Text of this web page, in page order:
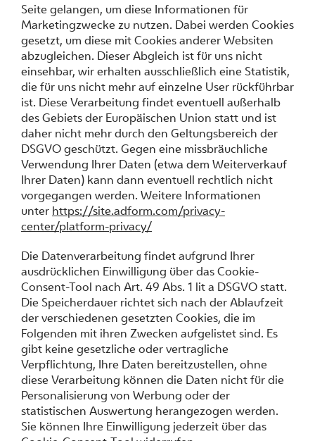
Seite gelangen, um diese Informationen für
Marketingzwecke zu nutzen. Dabei werden Cookies
gesetzt, um diese mit Cookies anderer Websiten
abzugleichen. Dieser Abgleich ist für uns nicht
einsehbar, wir erhalten ausschließlich eine Statistik,
die für uns nicht mehr auf einzelne User rückführbar
ist. Diese Verarbeitung findet eventuell außerhalb
des Gebiets der Europäischen Union statt und ist
daher nicht mehr durch den Geltungsbereich der
DSGVO geschützt. Gegen eine missbräuchliche
Verwendung Ihrer Daten (etwa dem Weiterverkauf
Ihrer Daten) kann dann eventuell rechtlich nicht
vorgegangen werden. Weitere Informationen
unter https://site.adform.com/privacy-
center/platform-privacy/
Die Datenverarbeitung findet aufgrund Ihrer
ausdrücklichen Einwilligung über das Cookie-
Consent-Tool nach Art. 49 Abs. 1 lit a DSGVO statt.
Die Speicherdauer richtet sich nach der Ablaufzeit
der verschiedenen gesetzten Cookies, die im
Folgenden mit ihren Zwecken aufgelistet sind. Es
gibt keine gesetzliche oder vertragliche
Verpflichtung, Ihre Daten bereitzustellen, ohne
diese Verarbeitung können die Daten nicht für die
Personalisierung von Werbung oder der
statistischen Auswertung herangezogen werden.
Sie können Ihre Einwilligung jederzeit über das